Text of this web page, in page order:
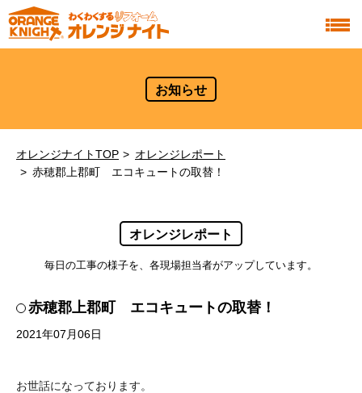
お知らせ
オレンジナイトTOP
オレンジレポート
赤穂郡上郡町 エコキュートの取替！
オレンジレポート
毎日の工事の様子を、各現場担当者がアップしています。
赤穂郡上郡町 エコキュートの取替！
2021年07月06日
お世話になっております。